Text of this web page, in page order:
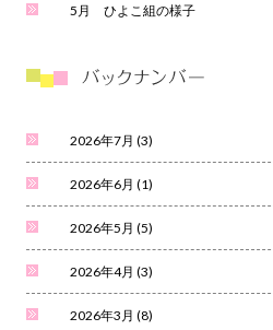
5月 ひよこ組の様子
2026年7月 (3)
2026年6月 (1)
2026年5月 (5)
2026年4月 (3)
2026年3月 (8)